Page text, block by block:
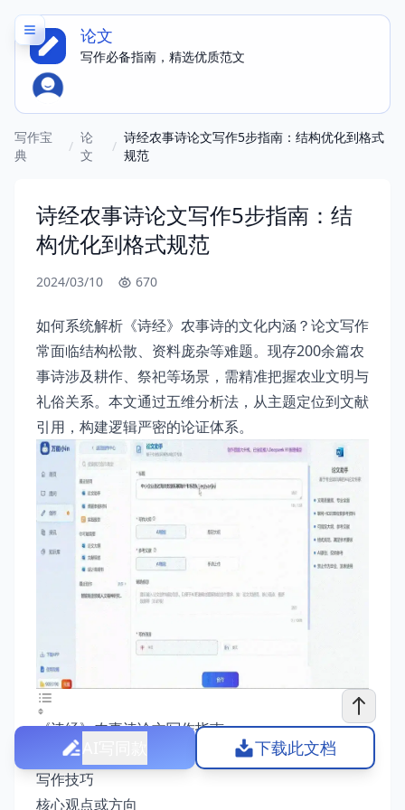
论文
写作必备指南，精选优质范文
写作宝
典
/
论
文
/
诗经农事诗论文写作5步指南：结构优化到格式
规范
诗经农事诗论文写作5步指南：结
构优化到格式规范
2024/03/10 670
如何系统解析《诗经》农事诗的文化内涵？论文写作
常面临结构松散、资料庞杂等难题。现存200余篇农
事诗涉及耕作、祭祀等场景，需精准把握农业文明与
礼俗关系。本文通过五维分析法，从主题定位到文献
引用，构建逻辑严密的论证体系。
《诗经》农事诗论文写作指南
写作思路
写作技巧
核心观点或方向
下载此文档